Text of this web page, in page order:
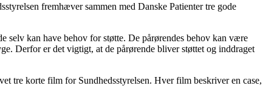
fremhæver sammen med Danske Patienter tre gode
selv kan have behov for støtte. De pårørendes behov kan være
Derfor er det vigtigt, at de pårørende bliver støttet og inddraget
tre korte film for Sundhedsstyrelsen. Hver film beskriver en case,